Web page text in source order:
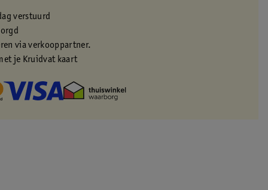
verstuurd
via verkooppartner.
je Kruidvat kaart